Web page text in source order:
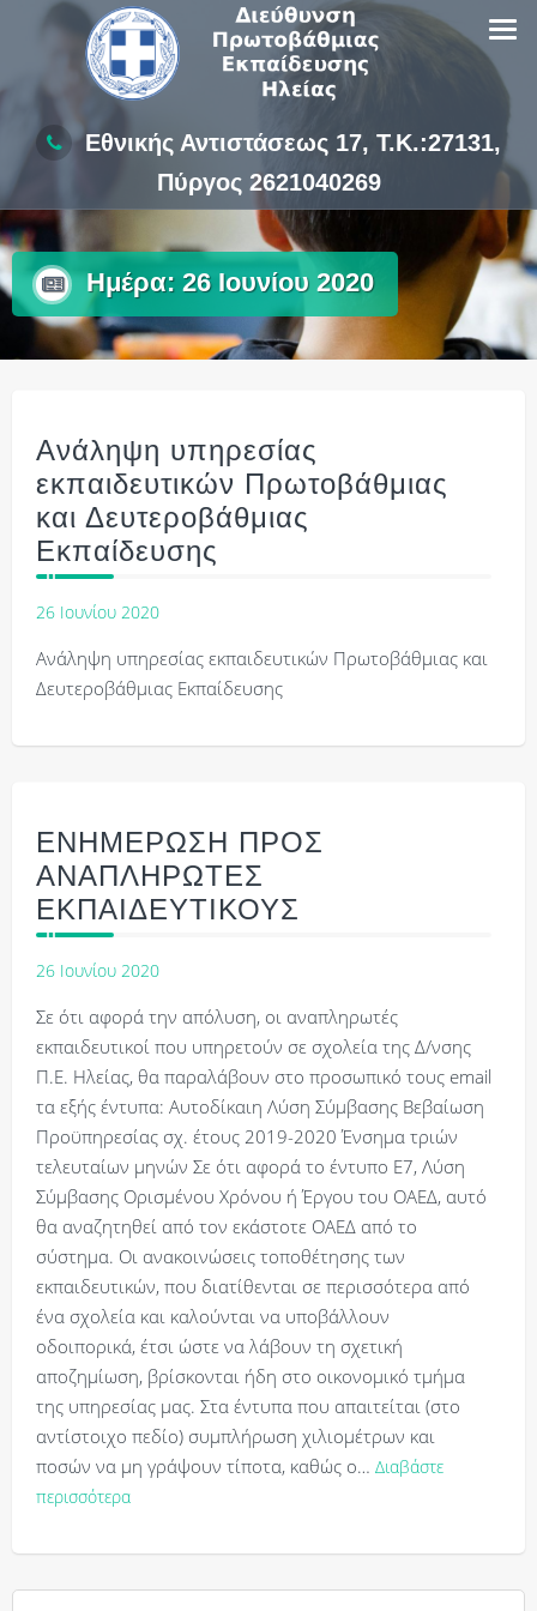
Εθνικής Αντιστάσεως 17, Τ.Κ.:27131,
Πύργος 2621040269
Ημέρα: 26 Ιουνίου 2020
Ανάληψη υπηρεσίας
εκπαιδευτικών Πρωτοβάθμιας
και Δευτεροβάθμιας
Εκπαίδευσης
26 Ιουνίου 2020
Ανάληψη υπηρεσίας εκπαιδευτικών Πρωτοβάθμιας και
Δευτεροβάθμιας Εκπαίδευσης
ΕΝΗΜΕΡΩΣΗ ΠΡΟΣ
ΑΝΑΠΛΗΡΩΤΕΣ
ΕΚΠΑΙΔΕΥΤΙΚΟΥΣ
26 Ιουνίου 2020
Σε ότι αφορά την απόλυση, οι αναπληρωτές
εκπαιδευτικοί που υπηρετούν σε σχολεία της Δ/νσης
Π.Ε. Ηλείας, θα παραλάβουν στο προσωπικό τους email
τα εξής έντυπα: Αυτοδίκαιη Λύση Σύμβασης Βεβαίωση
Προϋπηρεσίας σχ. έτους 2019-2020 Ένσημα τριών
τελευταίων μηνών Σε ότι αφορά το έντυπο Ε7, Λύση
Σύμβασης Ορισμένου Χρόνου ή Έργου του ΟΑΕΔ, αυτό
θα αναζητηθεί από τον εκάστοτε ΟΑΕΔ από το
σύστημα. Οι ανακοινώσεις τοποθέτησης των
εκπαιδευτικών, που διατίθενται σε περισσότερα από
ένα σχολεία και καλούνται να υποβάλλουν
οδοιπορικά, έτσι ώστε να λάβουν τη σχετική
αποζημίωση, βρίσκονται ήδη στο οικονομικό τμήμα
της υπηρεσίας μας. Στα έντυπα που απαιτείται (στο
αντίστοιχο πεδίο) συμπλήρωση χιλιομέτρων και
ποσών να μη γράψουν τίποτα, καθώς ο… Διαβάστε
περισσότερα